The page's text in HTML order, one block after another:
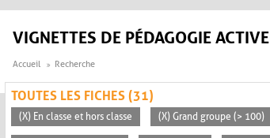
VIGNETTES DE PÉDAGOGIE ACTIVE
Accueil Recherche
TOUTES LES FICHES (31)
(X) En classe et hors classe (X) Grand groupe (> 100)